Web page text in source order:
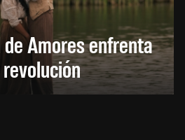
Amores enfrenta